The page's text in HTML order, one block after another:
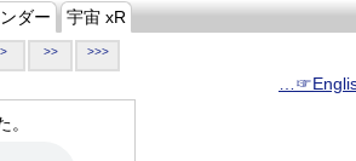
ダー 宇宙 xR
> >> >>>
。